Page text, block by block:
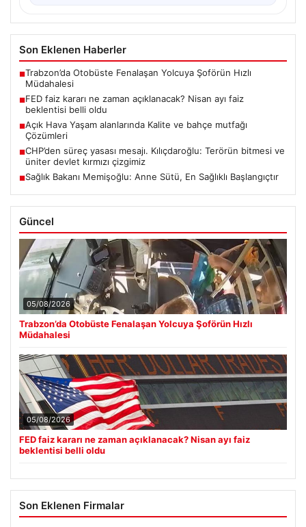
Son Eklenen Haberler
■Trabzon’da Otobüste Fenalaşan Yolcuya Şoförün Hızlı
Müdahalesi
■FED faiz kararı ne zaman açıklanacak? Nisan ayı faiz
beklentisi belli oldu
■Açık Hava Yaşam alanlarında Kalite ve bahçe mutfağı
Çözümleri
■CHP’den süreç yasası mesajı. Kılıçdaroğlu: Terörün bitmesi ve
üniter devlet kırmızı çizgimiz
■Sağlık Bakanı Memişoğlu: Anne Sütü, En Sağlıklı Başlangıçtır
Güncel
05/08/2026
Trabzon’da Otobüste Fenalaşan Yolcuya Şoförün Hızlı
Müdahalesi
05/08/2026
FED faiz kararı ne zaman açıklanacak? Nisan ayı faiz
beklentisi belli oldu
Son Eklenen Firmalar